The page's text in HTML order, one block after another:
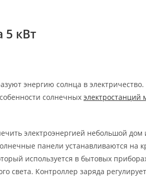
5 кВт
энергию солнца в
солнечных
электроэнергией небольшой
панели устанавливаются
используется в бытовых
света. Контроллер заряда